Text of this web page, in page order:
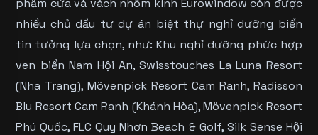
phẩm cửa và vách nhôm kính Eurowindow còn được
nhiều chủ đầu tư dự án biệt thự nghỉ dưỡng biển
tin tưởng lựa chọn, như: Khu nghỉ dưỡng phức hợp
ven biển Nam Hội An, Swisstouches La Luna Resort
(Nha Trang), Mövenpick Resort Cam Ranh, Radisson
Blu Resort Cam Ranh (Khánh Hòa), Mövenpick Resort
Phú Quốc, FLC Quy Nhơn Beach & Golf, Silk Sense Hội